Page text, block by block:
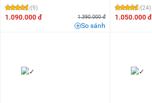
(9)
1.090.000 đ 1.390.000 đ
So sánh
(24)
1.050.000 đ